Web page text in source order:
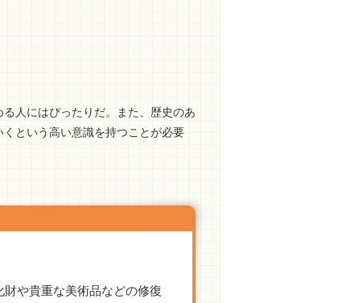
人にはぴったりだ。また、歴史のあ
という高い意識を持つことが必要
や貴重な美術品などの修復